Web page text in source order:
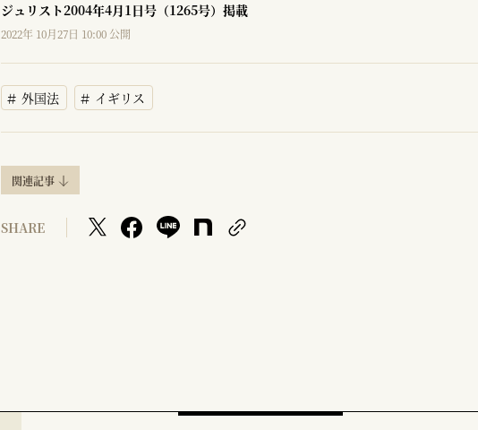
ジュリスト2004年4月1日号（1265号）掲載
2022年 10月27日 10:00 公開
外国法 イギリス
関連記事
SHARE